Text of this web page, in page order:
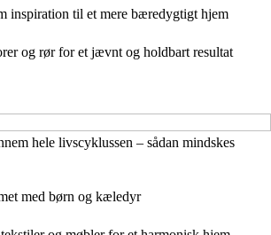
inspiration til et mere bæredygtigt hjem
og rør for et jævnt og holdbart resultat
hele livscyklussen – sådan mindskes
med børn og kæledyr